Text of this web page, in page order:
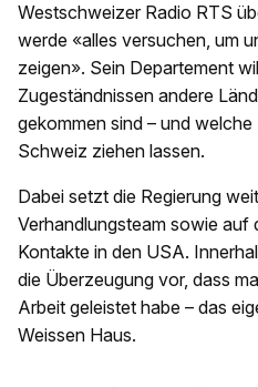
Westschweizer Radio RTS
werde «alles versuchen, um
zeigen». Sein Departement
Zugeständnissen andere
gekommen sind – und
Schweiz ziehen lassen.
Dabei setzt die Regierung
Verhandlungsteam sowie auf
Kontakte in den USA.
die Überzeugung vor, dass
Arbeit geleistet habe – das
Weissen Haus.